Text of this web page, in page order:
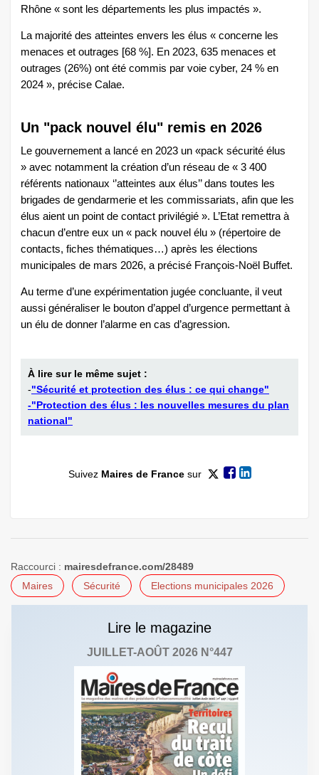
Rhône « sont les départements les plus impactés ».
La majorité des atteintes envers les élus « concerne les
menaces et outrages [68 %]. En 2023, 635 menaces et
outrages (26%) ont été commis par voie cyber, 24 % en
2024 », précise Calae.
Un "pack nouvel élu" remis en 2026
Le gouvernement a lancé en 2023 un «pack sécurité élus
» avec notamment la création d’un réseau de « 3 400
référents nationaux ‘’atteintes aux élus’’ dans toutes les
brigades de gendarmerie et les commissariats, afin que les
élus aient un point de contact privilégié ». L’Etat remettra à
chacun d’entre eux un « pack nouvel élu » (répertoire de
contacts, fiches thématiques…) après les élections
municipales de mars 2026, a précisé François-Noël Buffet.
Au terme d’une expérimentation jugée concluante, il veut
aussi généraliser le bouton d’appel d’urgence permettant à
un élu de donner l’alarme en cas d’agression.
À lire sur le même sujet :
-"Sécurité et protection des élus : ce qui change"
-"Protection des élus : les nouvelles mesures du plan
national"
Suivez Maires de Francesur
Raccourci : mairesdefrance.com/28489
Maires
Sécurité Elections municipales 2026
Lire le magazine
JUILLET-AOÛT 2026 N°447